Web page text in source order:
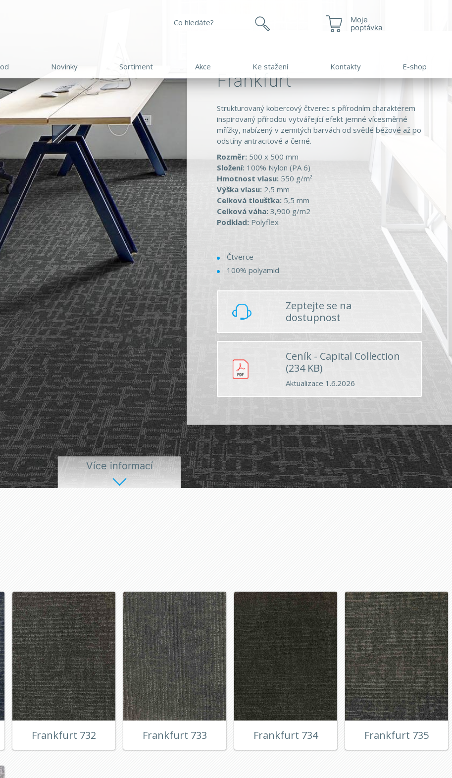
Moje
poptávka
Novinky Sortiment Akce Ke stažení Kontakty E-shop
Frankfurt
Strukturovaný kobercový čtverec s přírodním charakterem
inspirovaný přírodou vytvářející efekt jemné vícesměrné
mřížky, nabízený v zemitých barvách od světlé béžové až po
odstíny antracitové a černé.
Rozměr: 500 x 500 mm
Složení: 100% Nylon (PA 6)
Hmotnost vlasu:550 g/m²
Výška vlasu:2,5 mm
Celková tloušťka:5,5 mm
Celková váha:3,900 g/m2
Podklad: Polyflex
Čtverce
100% polyamid
Zeptejte se na
dostupnost
Ceník - Capital Collection
(234 KB)
Aktualizace 1.6.2026
Více informací
Frankfurt 732 Frankfurt 733 Frankfurt 734 Frankfurt 735